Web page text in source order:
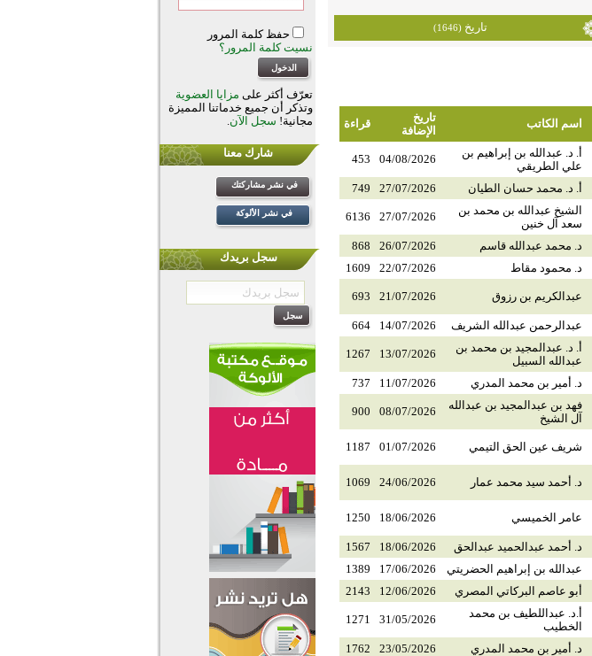
تاريخ (1646)
اسم الكاتب
تاريخ
الإضافة
قراءة
أ. د. عبدالله بن إبراهيم بن
علي الطريقي
04/08/2026
453
أ. د. محمد حسان الطيان 27/07/2026
749
الشيخ عبدالله بن محمد بن
سعد آل خنين
27/07/2026
6136
د. محمد عبدالله قاسم 26/07/2026
868
د. محمود مقاط 22/07/2026
1609
عبدالكريم بن رزوق 21/07/2026
693
عبدالرحمن عبدالله الشريف 14/07/2026
664
أ. د. عبدالمجيد بن محمد بن
عبدالله السبيل
13/07/2026
1267
د. أمير بن محمد المدري 11/07/2026
737
فهد بن عبدالمجيد بن عبدالله
آل الشيخ
08/07/2026
900
شريف عين الحق التيمي 01/07/2026
1187
د. أحمد سيد محمد عمار 24/06/2026
1069
عامر الخميسي 18/06/2026
1250
د. أحمد عبدالحميد عبدالحق 18/06/2026
1567
عبدالله بن إبراهيم الحضريتي 17/06/2026
1389
أبو عاصم البركاتي المصري 12/06/2026
2143
أ.د. عبداللطيف بن محمد
الخطيب
31/05/2026
1271
د. أمير بن محمد المدري 23/05/2026
1762
حفظ كلمة المرور
نسيت كلمة المرور؟
تعرّف أكثر على مزايا العضوية
وتذكر أن جميع خدماتنا المميزة
مجانية! سجل الآن.
شارك معنا
في نشر مشاركتك
في نشر الألوكة
سجل بريدك